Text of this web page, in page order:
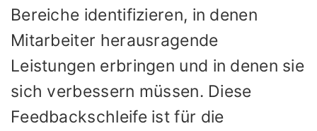
Bereiche identifizieren, in denen
Mitarbeiter herausragende
Leistungen erbringen und in denen sie
sich verbessern müssen. Diese
Feedbackschleife ist für die